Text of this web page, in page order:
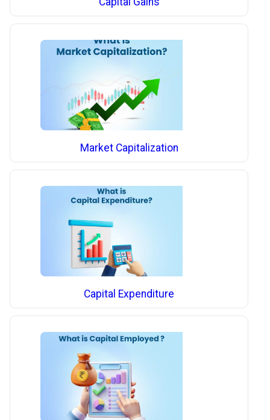
Market Capitalization
Capital Expenditure